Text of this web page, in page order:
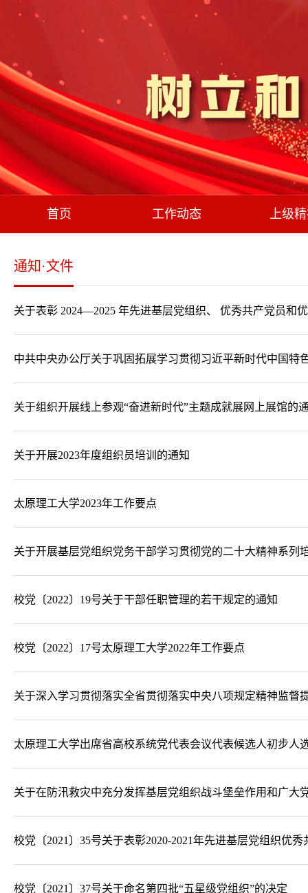
首页 工作动态 上级
通知·文件
关于表彰 2024—2025 年先进基层党组织、 优秀共产党员和
中共中央办公厅关于巩固拓展学习贯彻习近平新时代中国特
关于组织开展线上参观“奋进新时代”主题成就展网上展馆的
关于开展2023年度组织员培训的通知
太原理工大学2023年工作要点
关于开展基层党组织党务干部学习贯彻党的二十大精神系列
校党〔2022〕19号关于干部任职管理的若干规定的通知
校党〔2022〕17号太原理工大学2022年工作要点
关于深入学习贯彻落实全省贯彻落实中央八项规定精神监督
太原理工大学出席省高校系统党代表会议代表候选人初步人
关于在防汛救灾中充分发挥基层党组织战斗堡垒作用和广大
校党〔2021〕35号关于表彰2020-2021年先进基层党组织优
校党〔2021〕37号关于命名第四批“五星级党组织”的决定